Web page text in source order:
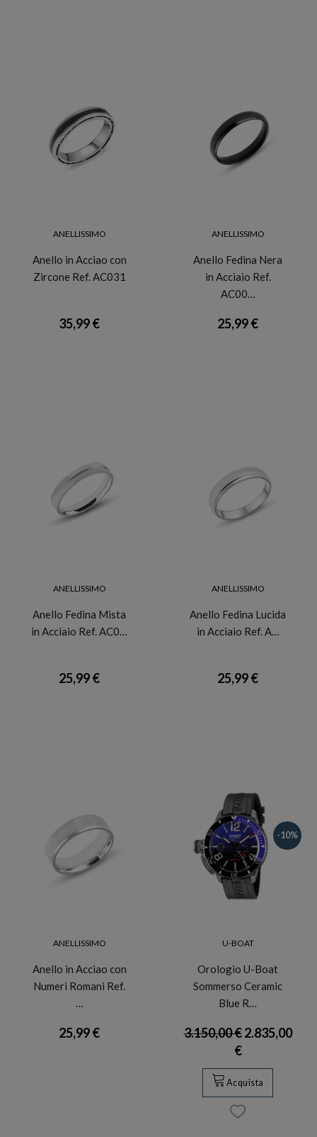
ANELLISSIMO
Anello in Acciao con
Zircone Ref. AC031
35,99 €
ANELLISSIMO
Anello Fedina Nera
in Acciaio Ref.
AC00…
25,99 €
ANELLISSIMO
Anello Fedina Mista
in Acciaio Ref. AC0…
25,99 €
ANELLISSIMO
Anello Fedina Lucida
in Acciaio Ref. A…
25,99 €
ANELLISSIMO
Anello in Acciao con
Numeri Romani Ref.
…
25,99 €
-10%
U-BOAT
Orologio U-Boat
Sommerso Ceramic
Blue R…
3.150,00 €2.835,00
€
Acquista